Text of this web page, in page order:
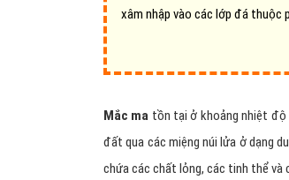
xâm nhập vào các lớp đá thuộc
Mắc ma tồn tại ở khoảng nhiệt độ
đất qua các miệng núi lửa ở dạng
chứa các chất lỏng, các tinh thể